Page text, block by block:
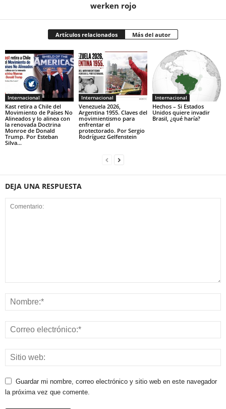
werken rojo
Artículos relacionados Más del autor
Internacional
Kast retira a Chile del
Movimiento de Países No
Alineados y lo alinea con
la renovada Doctrina
Monroe de Donald
Trump. Por Esteban
Silva...
Internacional
Venezuela 2026,
Argentina 1955. Claves del
movimientismo para
enfrentar el
protectorado. Por Sergio
Rodríguez Gelfenstein
Internacional
Hechos – Si Estados
Unidos quiere invadir
Brasil, ¿qué haría?
DEJA UNA RESPUESTA
Guardar mi nombre, correo electrónico y sitio web en este navegador
la próxima vez que comente.